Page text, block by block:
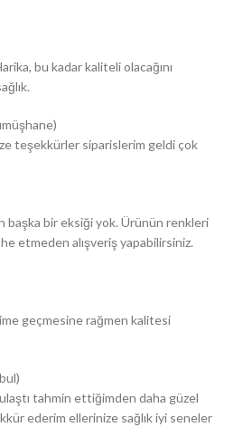
bu kadar kaliteli olacağını
teşekkürler siparislerim geldi çok
bir eksiği yok. Ürünün renkleri
etmeden alışveriş yapabilirsiniz.
geçmesine rağmen kalitesi
tahmin ettiğimden daha güzel
ederim ellerinize sağlık iyi seneler